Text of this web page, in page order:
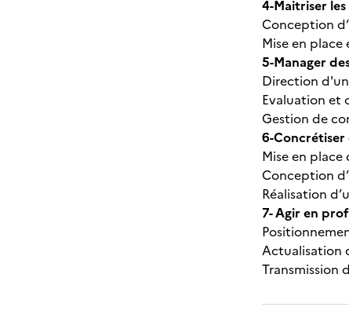
4-Maitriser
Conception
Mise en
5-Manager
Direction
Evaluation et
Gestion de
6-Concrétiser
Mise en
Conception
Réalisation
7- Agir en
Actualisation
Transmission